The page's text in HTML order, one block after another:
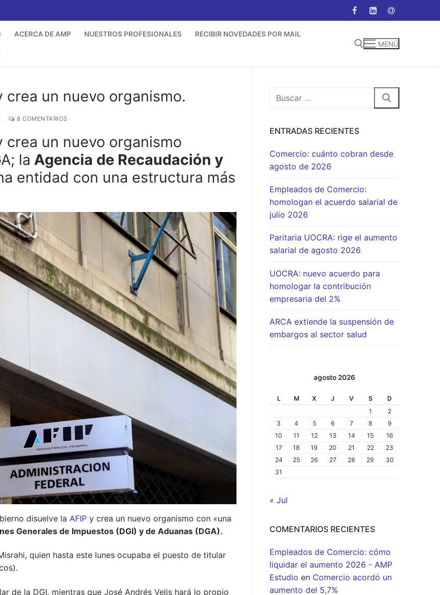
ACERCA DE AMP NUESTROS PROFESIONALES RECIBIR NOVEDADES POR MAIL
MENÚ
crea un nuevo organismo.
8 COMENTARIOS
crea un nuevo organismo
la Agencia de Recaudación y
entidad con una estructura más
disuelve la AFIP y crea un nuevo organismo con «una
Generales de Impuestos (DGI) y de Aduanas (DGA).
quien hasta este lunes ocupaba el puesto de titular
de la DGI, mientras que José Andrés Velis hará lo propio
Buscar:
ENTRADAS RECIENTES
Comercio: cuánto cobran desde
agosto de 2026
Empleados de Comercio:
homologan el acuerdo salarial de
julio 2026
Paritaria UOCRA: rige el aumento
salarial de agosto 2026
UOCRA: nuevo acuerdo para
homologar la contribución
empresaria del 2%
ARCA extiende la suspensión de
embargos al sector salud
agosto 2026
L M X J V S
D
1
2
3
4 5 6 7 8
9
10
11 12 13 14 15
16
17
18 19 20 21 22
23
24
25 26 27 28 29
30
31
« Jul
COMENTARIOS RECIENTES
Empleados de Comercio: cómo
liquidar el aumento 2026 - AMP
Estudio en Comercio acordó un
aumento del 5,7%